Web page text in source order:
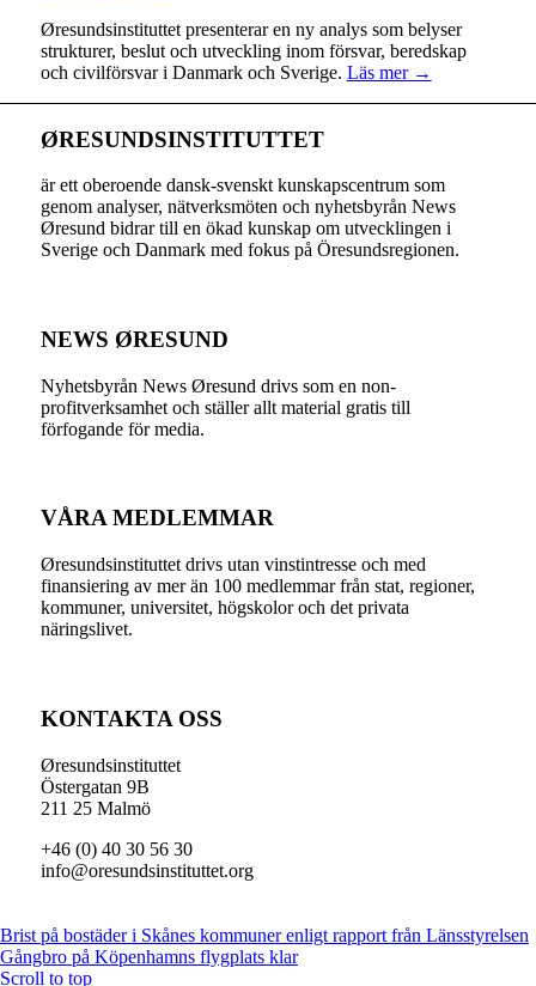
Øresundsinstituttet presenterar en ny analys som belyser
strukturer, beslut och utveckling inom försvar, beredskap
och civilförsvar i Danmark och Sverige. Läs mer →
ØRESUNDSINSTITUTTET
är ett oberoende dansk-svenskt kunskapscentrum som
genom analyser, nätverksmöten och nyhetsbyrån News
Øresund bidrar till en ökad kunskap om utvecklingen i
Sverige och Danmark med fokus på Öresundsregionen.
NEWS ØRESUND
Nyhetsbyrån News Øresund drivs som en non-
profitverksamhet och ställer allt material gratis till
förfogande för media.
VÅRA MEDLEMMAR
Øresundsinstituttet drivs utan vinst­intresse och med
finansiering av mer än 100 medlemmar från stat, regioner,
kommuner, universitet, högskolor och det privata
näringslivet.
KONTAKTA OSS
Øresundsinstituttet
Östergatan 9B
211 25 Malmö
+46 (0) 40 30 56 30
info@oresundsinstituttet.org
Brist på bostäder i Skånes kommuner enligt rapport från Länsstyrelsen
Gångbro på Köpenhamns flygplats klar
Scroll to top